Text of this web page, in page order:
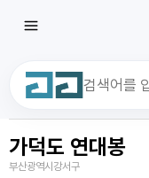
최근 검색어
가덕도 연대봉
부산광역시강서구